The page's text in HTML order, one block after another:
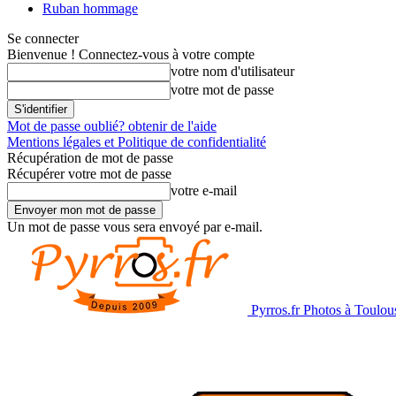
Ruban hommage
Se connecter
Bienvenue ! Connectez-vous à votre compte
votre nom d'utilisateur
votre mot de passe
Mot de passe oublié? obtenir de l'aide
Mentions légales et Politique de confidentialité
Récupération de mot de passe
Récupérer votre mot de passe
votre e-mail
Un mot de passe vous sera envoyé par e-mail.
Pyrros.fr Photos à